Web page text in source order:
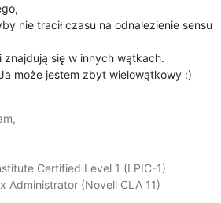
nie tracił czasu na odnalezienie sensu
się w innych wątkach.
może jestem zbyt wielowątkowy :)
Certified Level 1 (LPIC-1)
Administrator (Novell CLA 11)